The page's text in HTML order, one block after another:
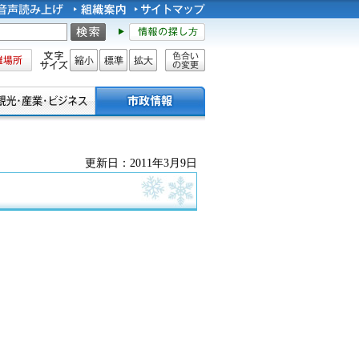
文字サイズ
縮小 標準 拡大
色合い
更新日：2011年3月9日